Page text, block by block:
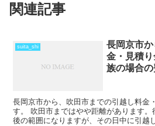
関連記事
suita_shi
長岡京市
金・見積
族の場合
長岡京市から、吹田市までの引越し料金
す。 吹田市まではやや距離があります
後の範囲になりますが、その日中に引越